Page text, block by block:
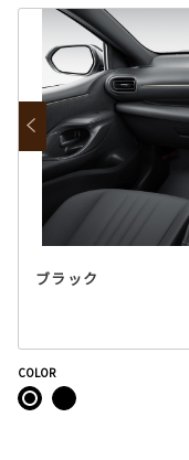
ブラック
COLOR